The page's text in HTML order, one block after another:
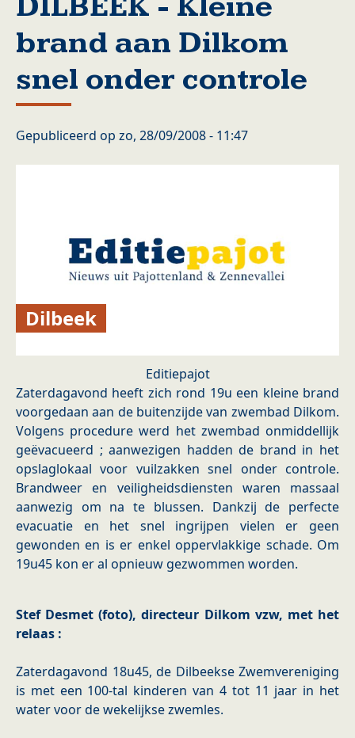
brand aan Dilkom
snel onder controle
Gepubliceerd op zo, 28/09/2008 - 11:47
Dilbeek
Editiepajot
Zaterdagavond heeft zich rond 19u een kleine brand
voorgedaan aan de buitenzijde van zwembad Dilkom.
Volgens procedure werd het zwembad onmiddellijk
geëvacueerd ; aanwezigen hadden de brand in het
opslaglokaal voor vuilzakken snel onder controle.
Brandweer en veiligheidsdiensten waren massaal
aanwezig om na te blussen. Dankzij de perfecte
evacuatie en het snel ingrijpen vielen er geen
gewonden en is er enkel oppervlakkige schade. Om
19u45 kon er al opnieuw gezwommen worden.
Stef Desmet (foto), directeur Dilkom vzw, met het
relaas :
Zaterdagavond 18u45, de Dilbeekse Zwemvereniging
is met een 100-tal kinderen van 4 tot 11 jaar in het
water voor de wekelijkse zwemles.